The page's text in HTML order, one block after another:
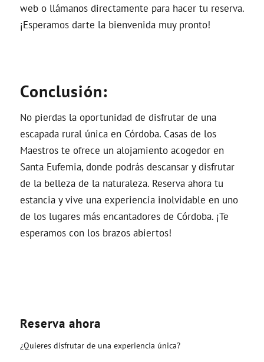
web o llámanos directamente para hacer tu reserva.
¡Esperamos darte la bienvenida muy pronto!
Conclusión:
No pierdas la oportunidad de disfrutar de una
escapada rural única en Córdoba. Casas de los
Maestros te ofrece un alojamiento acogedor en
Santa Eufemia, donde podrás descansar y disfrutar
de la belleza de la naturaleza. Reserva ahora tu
estancia y vive una experiencia inolvidable en uno
de los lugares más encantadores de Córdoba. ¡Te
esperamos con los brazos abiertos!
Reserva ahora
¿Quieres disfrutar de una experiencia única?